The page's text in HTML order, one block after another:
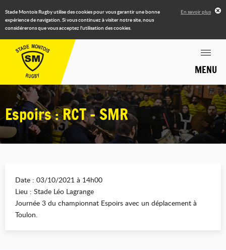
Stade Montois Rugby utilise des cookies pour vous garantir une bonne
expérience de navigation. Si vous continuez à visiter notre site, nous
considérerons que vous acceptez l'utilisation des cookies.
En savoir plus
MENU
Espoirs : RCT - SMR
Date : 03/10/2021 à 14h00
Lieu : Stade Léo Lagrange
Journée 3 du championnat Espoirs avec un déplacement à
Toulon.